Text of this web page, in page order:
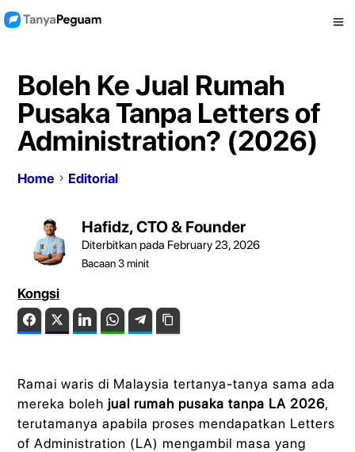
Boleh Ke Jual Rumah
Pusaka Tanpa Letters of
Administration? (2026)
Home Editorial
Hafidz, CTO & Founder
Diterbitkan pada February 23, 2026
Bacaan3minit
Kongsi
FacebookTwitter LinkedIn WhatsAppTelegram
Ramai waris di Malaysia tertanya-tanya sama ada
mereka boleh jual rumah pusaka tanpa LA 2026,
terutamanya apabila proses mendapatkan Letters
of Administration (LA) mengambil masa yang